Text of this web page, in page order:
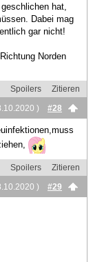
hat,
Dabei mag
gar nicht!
Norden
Spoilers
Zitieren
)
#28
Spoilers
Zitieren
)
#29